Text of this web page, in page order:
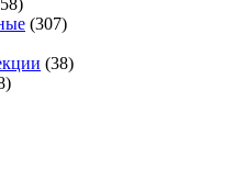
(307)
(38)